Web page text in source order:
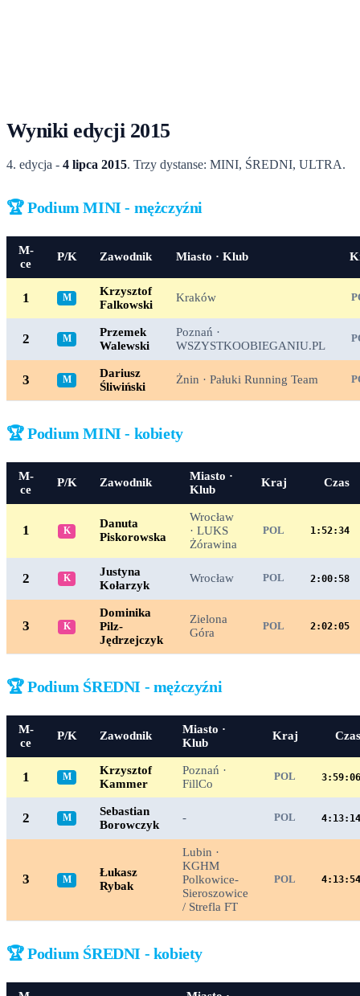
Wyniki edycji 2015
4. edycja - 4 lipca 2015. Trzy dystanse: MINI, ŚREDNI, ULTRA.
🏆 Podium MINI - mężczyźni
M-
ce
P/K Zawodnik Miasto · Klub
1 M
Krzysztof
Falkowski
Kraków
2 M
Przemek
Walewski
Poznań ·
WSZYSTKOOBIEGANIU.PL
3 M
Dariusz
Śliwiński
Żnin · Pałuki Running Team
🏆 Podium MINI - kobiety
M-
ce
P/K Zawodnik
Miasto ·
Klub
Kraj Czas
1 K
Danuta
Piskorowska
Wrocław
· LUKS
Żórawina
POL 1:52:34
2 K
Justyna
Kołarzyk
Wrocław POL 2:00:58
3 K
Dominika
Pilz-
Jędrzejczyk
Zielona
Góra
POL 2:02:05
🏆 Podium ŚREDNI - mężczyźni
M-
ce
P/K Zawodnik
Miasto ·
Klub
Kraj Czas
1 M
Krzysztof
Kammer
Poznań ·
FillCo
POL 3:59:06
2 M
Sebastian
Borowczyk
- POL 4:13:14
3 M
Łukasz
Rybak
Lubin ·
KGHM
Polkowice-
Sieroszowice
/ Strefla FT
POL 4:13:54
🏆 Podium ŚREDNI - kobiety